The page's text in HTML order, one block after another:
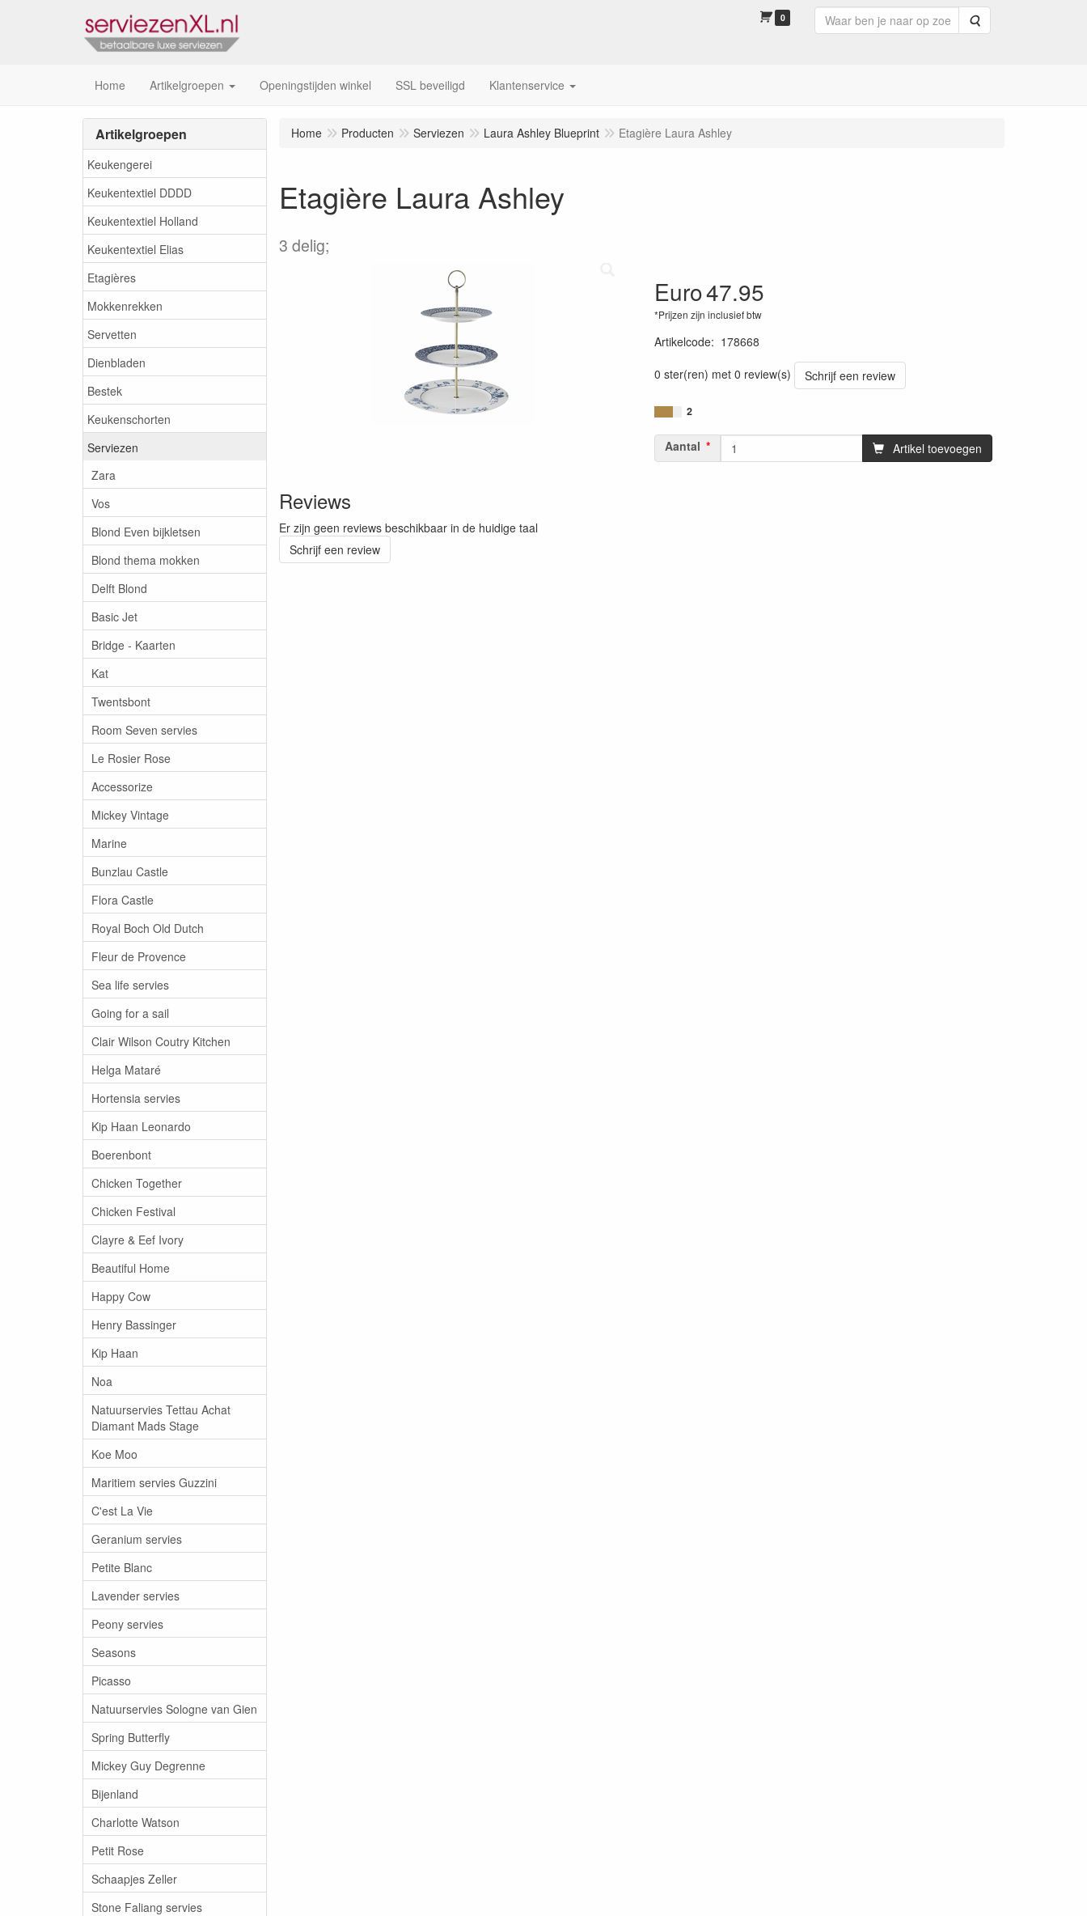
0 Zoeken
Home Artikelgroepen Openingstijden winkel SSL beveiligd Klantenservice
Artikelgroepen
Keukengerei
Keukentextiel DDDD
Keukentextiel Holland
Keukentextiel Elias
Etagières
Mokkenrekken
Servetten
Dienbladen
Bestek
Keukenschorten
Serviezen
Zara
Vos
Blond Even bijkletsen
Blond thema mokken
Delft Blond
Basic Jet
Bridge - Kaarten
Kat
Twentsbont
Room Seven servies
Le Rosier Rose
Accessorize
Mickey Vintage
Marine
Bunzlau Castle
Flora Castle
Royal Boch Old Dutch
Fleur de Provence
Sea life servies
Going for a sail
Clair Wilson Coutry Kitchen
Helga Mataré
Hortensia servies
Kip Haan Leonardo
Boerenbont
Chicken Together
Chicken Festival
Clayre & Eef Ivory
Beautiful Home
Happy Cow
Henry Bassinger
Kip Haan
Noa
Natuurservies Tettau Achat
Diamant Mads Stage
Koe Moo
Maritiem servies Guzzini
C'est La Vie
Geranium servies
Petite Blanc
Lavender servies
Peony servies
Seasons
Picasso
Natuurservies Sologne van Gien
Spring Butterfly
Mickey Guy Degrenne
Bijenland
Charlotte Watson
Petit Rose
Schaapjes Zeller
Stone Faliang servies
Home Producten Serviezen Laura Ashley Blueprint Etagière Laura Ashley
Etagière Laura Ashley
3 delig;
Euro47.95
*Prijzen zijn inclusief btw
Artikelcode: 178668
0 ster(ren) met 0 review(s)
Schrijf een review
2
Aantal Artikel toevoegen
Reviews
Er zijn geen reviews beschikbaar in de huidige taal
Schrijf een review